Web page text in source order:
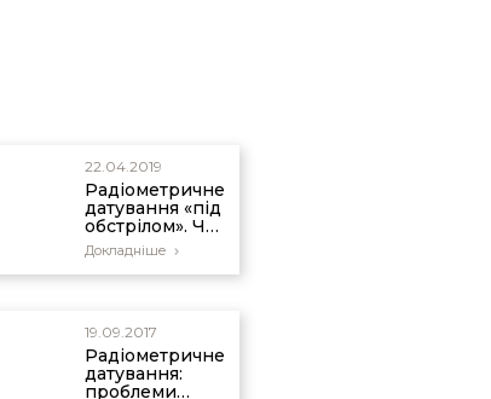
22.04.2019
Радіометричне
датування «під
обстрілом». Чи
є цей метод
надійним?
Докладніше
19.09.2017
Радіометричне
датування:
проблеми